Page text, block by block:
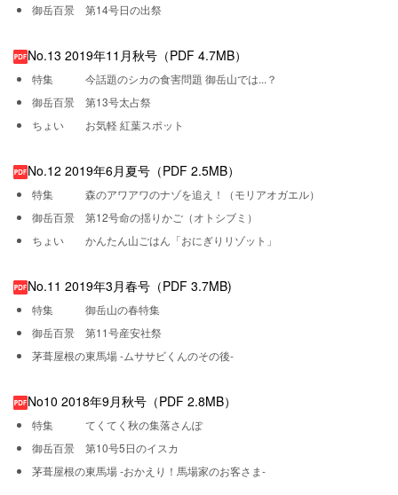
御岳百景 第14号日の出祭
No.13 2019年11月秋号（PDF 4.7MB）
特集 今話題のシカの食害問題 御岳山では...？
御岳百景 第13号太占祭
ちょい お気軽 紅葉スポット
No.12 2019年6月夏号（PDF 2.5MB）
特集 森のアワアワのナゾを追え！（モリアオガエル）
御岳百景 第12号命の揺りかご（オトシブミ）
ちょい かんたん山ごはん「おにぎりリゾット」
No.11 2019年3月春号（PDF 3.7MB)
特集 御岳山の春特集
御岳百景 第11号産安社祭
茅葺屋根の東馬場 -ムササビくんのその後-
No10 2018年9月秋号（PDF 2.8MB）
特集 てくてく秋の集落さんぽ
御岳百景 第10号5日のイスカ
茅葺屋根の東馬場 -おかえり！馬場家のお客さま-